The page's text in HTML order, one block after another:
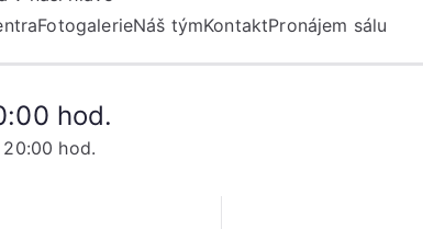
FotogalerieNáš týmKontaktPronájem sálu
hod.
hod.